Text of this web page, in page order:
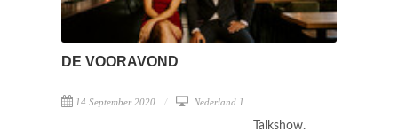
DE VOORAVOND
14 September 2020 Nederland 1
Talkshow.